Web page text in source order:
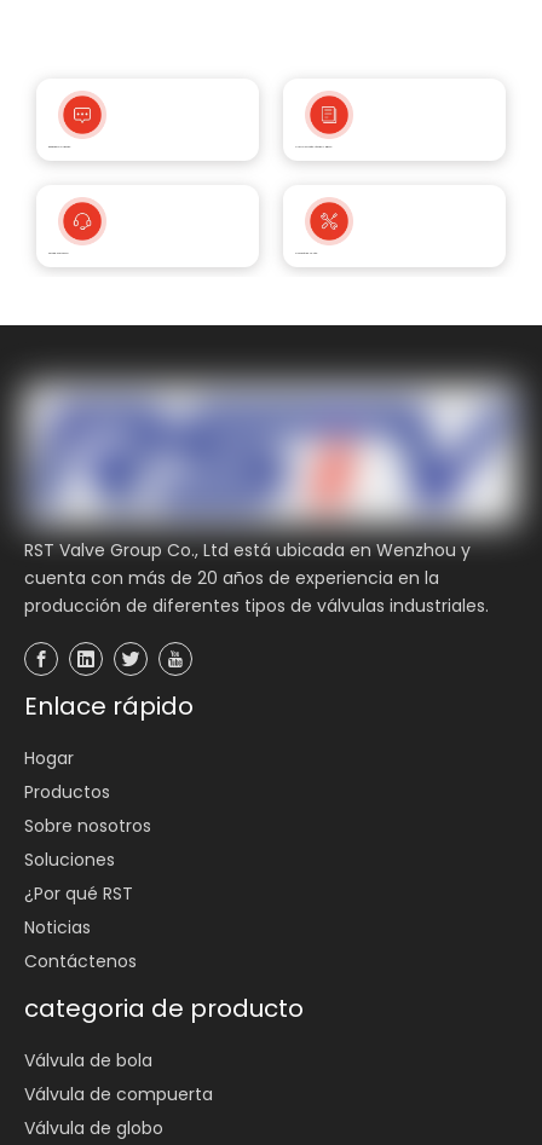
Respuesta a tiempo Oferta solución técnica y dibujo.
Servicio Postventa Garantía de un año
RST Valve Group Co., Ltd está ubicada en Wenzhou y
cuenta con más de 20 años de experiencia en la
producción de diferentes tipos de válvulas industriales.
Enlace rápido
Hogar
Productos
Sobre nosotros
Soluciones
¿Por qué RST
Noticias
Contáctenos
categoria de producto
Válvula de bola
Válvula de compuerta
Válvula de globo